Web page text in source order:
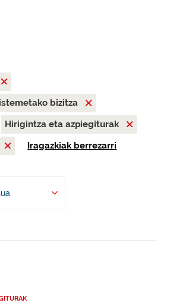
bizitza
Hirigintza eta azpiegiturak
Iragazkiak berrezarri